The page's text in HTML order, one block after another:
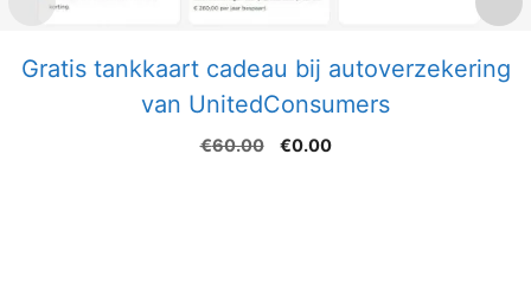
Gratis tankkaart cadeau bij autoverzekering
van UnitedConsumers
€60.00
Oorspronkelijke
€0.00Huidige